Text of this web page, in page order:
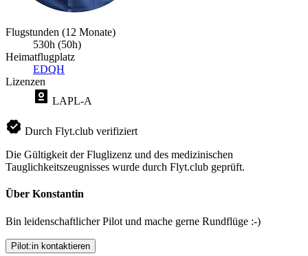
Flugstunden (12 Monate)
530h (50h)
Heimatflugplatz
EDQH
Lizenzen
LAPL-A
Durch Flyt.club verifiziert
Die Gültigkeit der Fluglizenz und des medizinischen
Tauglichkeitszeugnisses wurde durch Flyt.club geprüft.
Über Konstantin
Bin leidenschaftlicher Pilot und mache gerne Rundflüge :-)
Pilot:in kontaktieren